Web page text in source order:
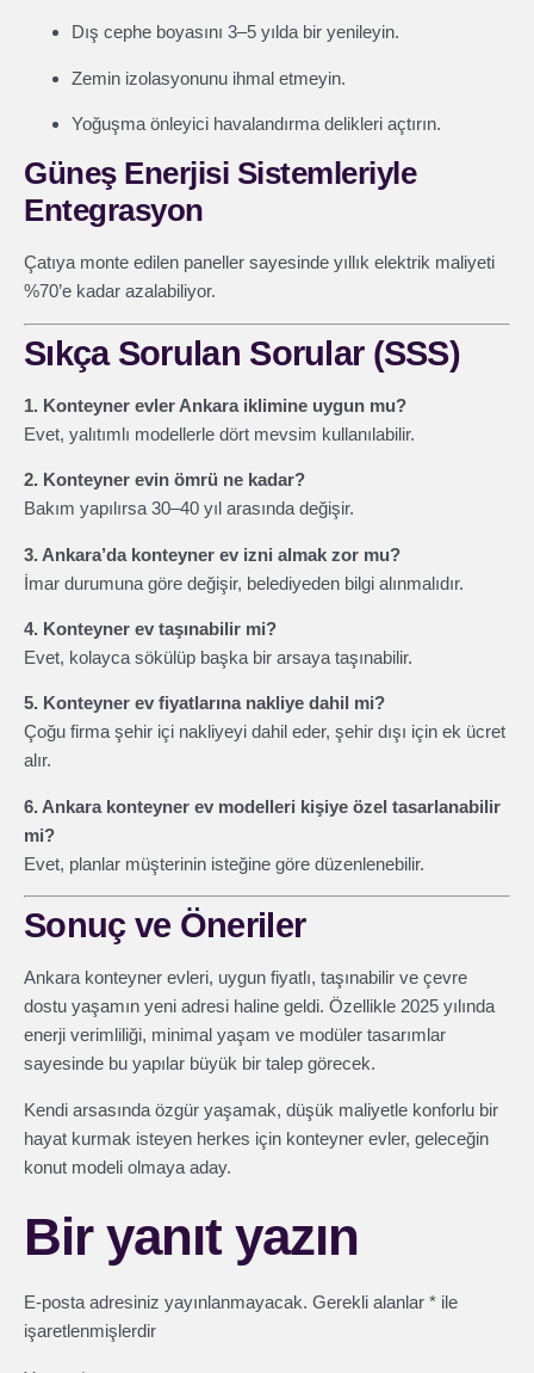
Dış cephe boyasını 3–5 yılda bir yenileyin.
Zemin izolasyonunu ihmal etmeyin.
Yoğuşma önleyici havalandırma delikleri açtırın.
Güneş Enerjisi Sistemleriyle
Entegrasyon
Çatıya monte edilen paneller sayesinde yıllık elektrik maliyeti
%70’e kadar azalabiliyor.
Sıkça Sorulan Sorular (SSS)
1. Konteyner evler Ankara iklimine uygun mu?
Evet, yalıtımlı modellerle dört mevsim kullanılabilir.
2. Konteyner evin ömrü ne kadar?
Bakım yapılırsa 30–40 yıl arasında değişir.
3. Ankara’da konteyner ev izni almak zor mu?
İmar durumuna göre değişir, belediyeden bilgi alınmalıdır.
4. Konteyner ev taşınabilir mi?
Evet, kolayca sökülüp başka bir arsaya taşınabilir.
5. Konteyner ev fiyatlarına nakliye dahil mi?
Çoğu firma şehir içi nakliyeyi dahil eder, şehir dışı için ek ücret
alır.
6. Ankara konteyner ev modelleri kişiye özel tasarlanabilir
mi?
Evet, planlar müşterinin isteğine göre düzenlenebilir.
Sonuç ve Öneriler
Ankara konteyner evleri, uygun fiyatlı, taşınabilir ve çevre
dostu yaşamın yeni adresi haline geldi. Özellikle 2025 yılında
enerji verimliliği, minimal yaşam ve modüler tasarımlar
sayesinde bu yapılar büyük bir talep görecek.
Kendi arsasında özgür yaşamak, düşük maliyetle konforlu bir
hayat kurmak isteyen herkes için konteyner evler, geleceğin
konut modeli olmaya aday.
Bir yanıt yazın
E-posta adresiniz yayınlanmayacak. Gerekli alanlar * ile
işaretlenmişlerdir